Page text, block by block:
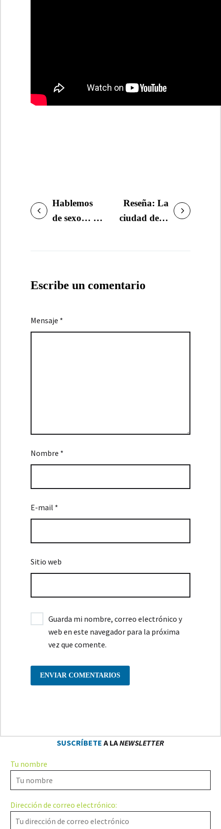
NAVEGACIÓN
DE
Hablemos
de sexo… y
Reseña: La
ciudad de la
Escribe un comentario
Mensaje *
Nombre *
E-mail *
Sitio web
Guarda mi nombre, correo electrónico y
web en este navegador para la próxima
vez que comente.
ENVIAR COMENTARIOS
SUSCRÍBETE A LANEWSLETTER
Tu nombre
Dirección de correo electrónico: